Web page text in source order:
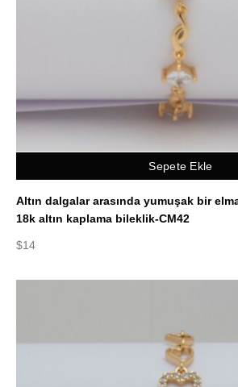
Sepete Ekle
Altın dalgalar arasında yumuşak bir
18k altın kaplama bileklik-CM42
$14